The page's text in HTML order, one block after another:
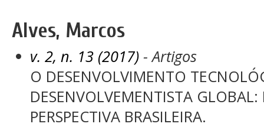
Alves, Marcos
v. 2, n. 13 (2017) - Artigos
O DESENVOLVIMENTO
DESENVOLVEMENTISTA
PERSPECTIVA BRASILEIRA.